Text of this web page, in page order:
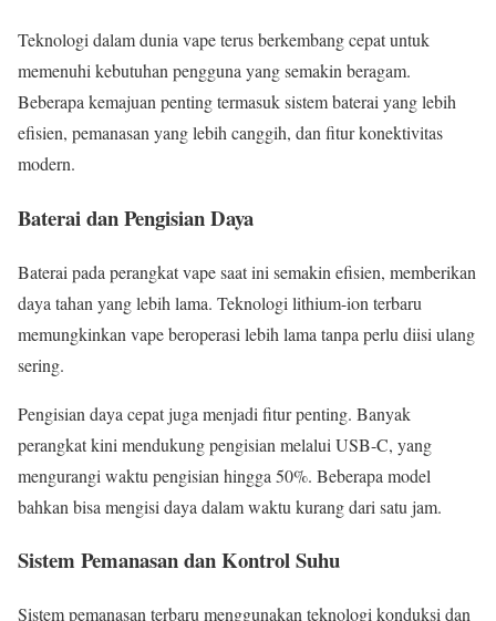
Teknologi dalam dunia vape terus berkembang cepat untuk
memenuhi kebutuhan pengguna yang semakin beragam.
Beberapa kemajuan penting termasuk sistem baterai yang lebih
efisien, pemanasan yang lebih canggih, dan fitur konektivitas
modern.
Baterai dan Pengisian Daya
Baterai pada perangkat vape saat ini semakin efisien, memberikan
daya tahan yang lebih lama. Teknologi lithium-ion terbaru
memungkinkan vape beroperasi lebih lama tanpa perlu diisi ulang
sering.
Pengisian daya cepat juga menjadi fitur penting. Banyak
perangkat kini mendukung pengisian melalui USB-C, yang
mengurangi waktu pengisian hingga 50%. Beberapa model
bahkan bisa mengisi daya dalam waktu kurang dari satu jam.
Sistem Pemanasan dan Kontrol Suhu
Sistem pemanasan terbaru menggunakan teknologi konduksi dan